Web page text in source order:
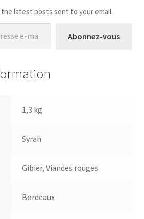
latest posts sent to your email.
Abonnez-vous
1,3 kg
Syrah
Gibier, Viandes rouges
Bordeaux